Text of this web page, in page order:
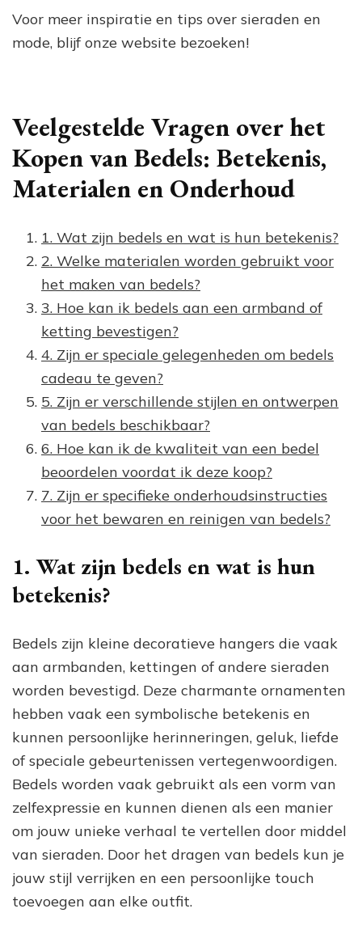
Voor meer inspiratie en tips over sieraden en
mode, blijf onze website bezoeken!
Veelgestelde Vragen over het
Kopen van Bedels: Betekenis,
Materialen en Onderhoud
1. Wat zijn bedels en wat is hun betekenis?
2. Welke materialen worden gebruikt voor
het maken van bedels?
3. Hoe kan ik bedels aan een armband of
ketting bevestigen?
4. Zijn er speciale gelegenheden om bedels
cadeau te geven?
5. Zijn er verschillende stijlen en ontwerpen
van bedels beschikbaar?
6. Hoe kan ik de kwaliteit van een bedel
beoordelen voordat ik deze koop?
7. Zijn er specifieke onderhoudsinstructies
voor het bewaren en reinigen van bedels?
1. Wat zijn bedels en wat is hun
betekenis?
Bedels zijn kleine decoratieve hangers die vaak
aan armbanden, kettingen of andere sieraden
worden bevestigd. Deze charmante ornamenten
hebben vaak een symbolische betekenis en
kunnen persoonlijke herinneringen, geluk, liefde
of speciale gebeurtenissen vertegenwoordigen.
Bedels worden vaak gebruikt als een vorm van
zelfexpressie en kunnen dienen als een manier
om jouw unieke verhaal te vertellen door middel
van sieraden. Door het dragen van bedels kun je
jouw stijl verrijken en een persoonlijke touch
toevoegen aan elke outfit.